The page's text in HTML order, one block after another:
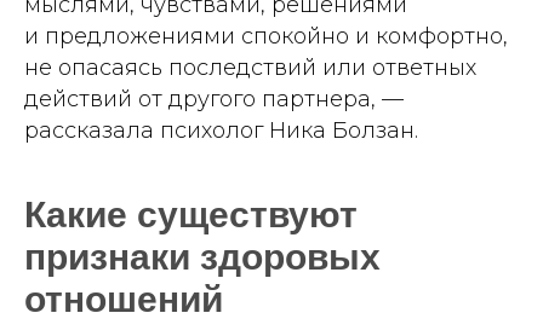
и предложениями спокойно и комфортно,
не опасаясь последствий или ответных
действий от другого партнера, —
рассказала психолог Ника Болзан.
Какие существуют
признаки здоровых
отношений